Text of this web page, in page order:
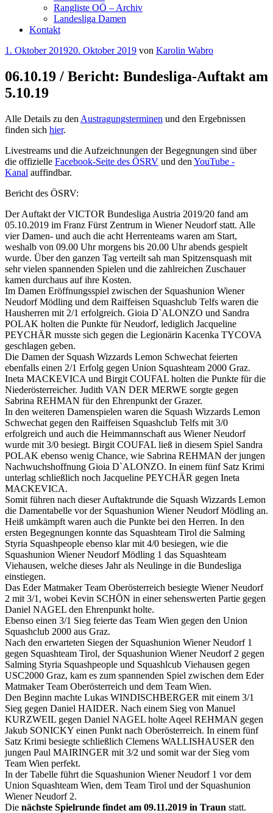
Rangliste OÖ – Archiv
Landesliga Damen
Kontakt
Veröffentlicht
1. Oktober 201920. Oktober 2019 von Karolin Wabro
06.10.19 / Bericht: Bundesliga-Auftakt am
5.10.19
Alle Details zu den Austragungsterminen und den Ergebnissen
finden sich hier.
Livestreams und die Aufzeichnungen der Begegnungen sind über
die offizielle Facebook-Seite des ÖSRV und den YouTube -
Kanal auffindbar.
Bericht des ÖSRV:
Der Auftakt der VICTOR Bundesliga Austria 2019/20 fand am
05.10.2019 im Franz Fürst Zentrum in Wiener Neudorf statt. Alle
vier Damen- und auch die acht Herrenteams waren am Start,
weshalb von 09.00 Uhr morgens bis 20.00 Uhr abends gespielt
wurde. Über den ganzen Tag verteilt sah man Spitzensquash mit
sehr vielen spannenden Spielen und die zahlreichen Zuschauer
kamen durchaus auf ihre Kosten.
Im Damen Eröffnungsspiel zwischen der Squashunion Wiener
Neudorf Mödling und dem Raiffeisen Squashclub Telfs waren die
Hausherren mit 2/1 erfolgreich. Gioia D`ALONZO und Sandra
POLAK holten die Punkte für Neudorf, lediglich Jacqueline
PEYCHÄR musste sich gegen die Legionärin Kacenka TYCOVA
geschlagen geben.
Die Damen der Squash Wizzards Lemon Schwechat feierten
ebenfalls einen 2/1 Erfolg gegen Union Squashteam 2000 Graz.
Ineta MACKEVICA und Birgit COUFAL holten die Punkte für die
Niederösterreicher. Judith VAN DER MERWE sorgte gegen
Sabrina REHMAN für den Ehrenpunkt der Grazer.
In den weiteren Damenspielen waren die Squash Wizzards Lemon
Schwechat gegen den Raiffeisen Squashclub Telfs mit 3/0
erfolgreich und auch die Heimmannschaft aus Wiener Neudorf
wurde mit 3/0 besiegt. Birgit COUFAL ließ in diesem Spiel Sandra
POLAK ebenso wenig Chance, wie Sabrina REHMAN der jungen
Nachwuchshoffnung Gioia D`ALONZO. In einem fünf Satz Krimi
unterlag schließlich noch Jacqueline PEYCHÄR gegen Ineta
MACKEVICA.
Somit führen nach dieser Auftaktrunde die Squash Wizzards Lemon
die Damentabelle vor der Squashunion Wiener Neudorf Mödling an.
Heiß umkämpft waren auch die Punkte bei den Herren. In den
ersten Begegnungen konnte das Squashteam Tirol die Salming
Styria Squashpeople ebenso klar mit 4/0 besiegen, wie die
Squashunion Wiener Neudorf Mödling 1 das Squashteam
Viehausen, welche dieses Jahr als Neulinge in die Bundesliga
einstiegen.
Das Eder Matmaker Team Oberösterreich besiegte Wiener Neudorf
2 mit 3/1, wobei Kevin SCHÖN in einer sehenswerten Partie gegen
Daniel NAGEL den Ehrenpunkt holte.
Ebenso einen 3/1 Sieg feierte das Team Wien gegen den Union
Squashclub 2000 aus Graz.
Nach den erwarteten Siegen der Squashunion Wiener Neudorf 1
gegen Squashteam Tirol, der Squashunion Wiener Neudorf 2 gegen
Salming Styria Squashpeople und Squashlcub Viehausen gegen
USC2000 Graz, kam es zum spannenden Spiel zwischen dem Eder
Matmaker Team Oberösterreich und dem Team Wien.
Den Beginn machte Lukas WINDISCHBERGER mit einem 3/1
Sieg gegen Daniel HAIDER. Nach einem Sieg von Manuel
KURZWEIL gegen Daniel NAGEL holte Aqeel REHMAN gegen
Jakub SONICKY einen Punkt nach Oberösterreich. In einem fünf
Satz Krimi besiegte schließlich Clemens WALLISHAUSER den
jungen Paul MAIRINGER mit 3/2 und somit war der Sieg vom
Team Wien perfekt.
In der Tabelle führt die Squashunion Wiener Neudorf 1 vor dem
Union Squashteam Wien, dem Team Tirol und der Squashunion
Wiener Neudorf 2.
Die nächste Spielrunde findet am 09.11.2019 in Traun statt.